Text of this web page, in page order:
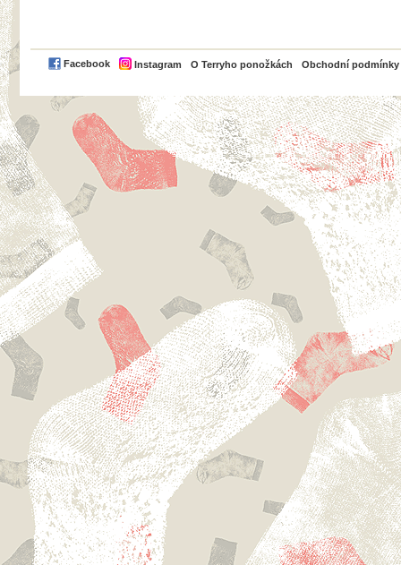
Facebook Instagram O Terryho ponožkách Obchodní podmínky
PayPal